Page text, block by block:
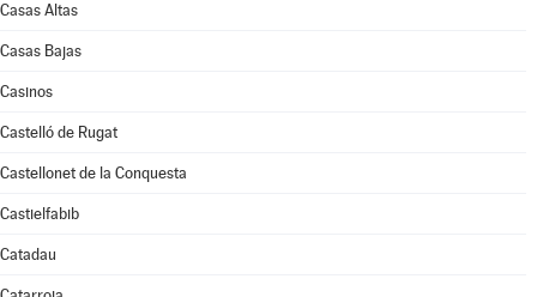
Casas Altas
Casas Bajas
Casinos
Castelló de Rugat
Castellonet de la Conquesta
Castielfabib
Catadau